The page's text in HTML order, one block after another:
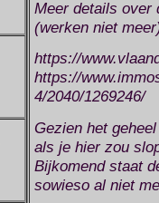
Meer details over
(werken niet
https://
https://
4/2040/1269246/
Gezien het
als je hier zou
Bijkomend staat
sowieso al niet